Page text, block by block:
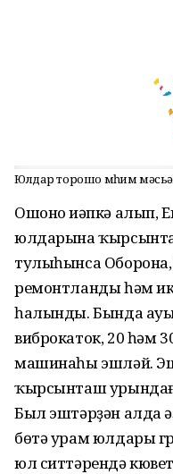
Юлдар торошо мөһим
Ошоно иҫәпкә алып,
юлдарына
тулыһынса
ремонтланды һәм
һалынды. Бында
виброкаток, 20 һәм
машинаһы эшләй.
ҡырсынташ
Был эштәрҙән алда
бөтә урам юлдары
юл ситтәрендә